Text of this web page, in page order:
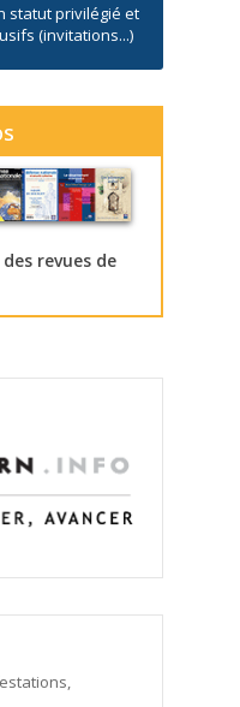
statut privilégié et
(invitations...)
revues de